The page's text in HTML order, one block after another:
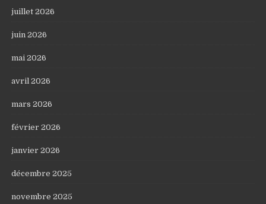
juillet 2026
juin 2026
mai 2026
avril 2026
mars 2026
février 2026
janvier 2026
décembre 2025
novembre 2025